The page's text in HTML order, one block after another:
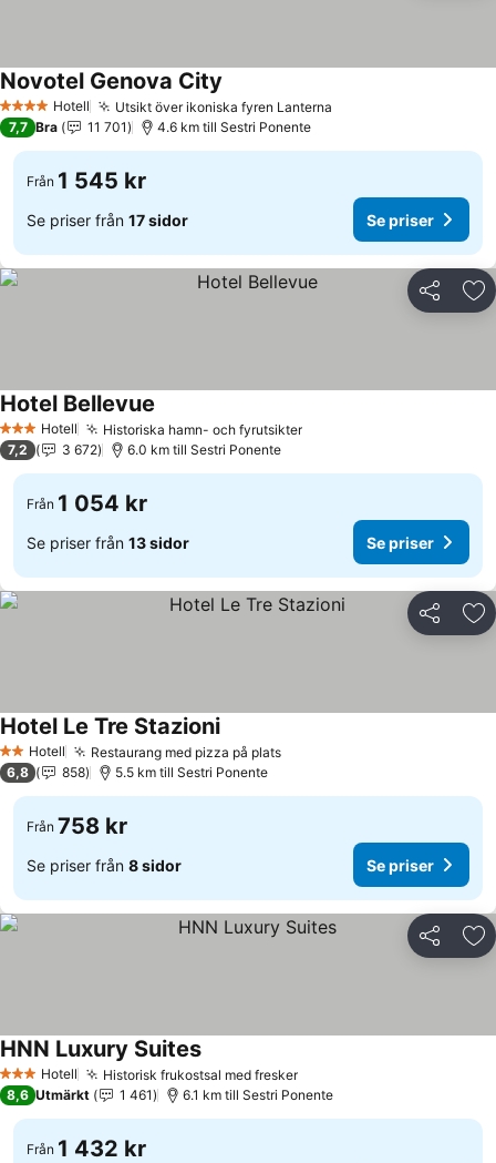
4 StjärnorHotell Utsikt över ikoniska fyren Lanterna
Novotel Genova City
7,7 Bra 11 701 4.6 km till Sestri Ponente
Från 1 545 kr
Se priser från 17 sidor Se priser
Dela
3 StjärnorHotell Historiska hamn- och fyrutsikter
Hotel Bellevue
7,2 3 672 6.0 km till Sestri Ponente
Från 1 054 kr
Se priser från 13 sidor Se priser
Dela
2 Stjärnor
Hotell Restaurang med pizza på plats
Hotel Le Tre Stazioni
6,8 858 5.5 km till Sestri Ponente
Från 758 kr
Se priser från 8 sidor Se priser
Dela
3 StjärnorHotell Historisk frukostsal med fresker
HNN Luxury Suites
8,6 Utmärkt 1 461 6.1 km till Sestri Ponente
Från 1 432 kr